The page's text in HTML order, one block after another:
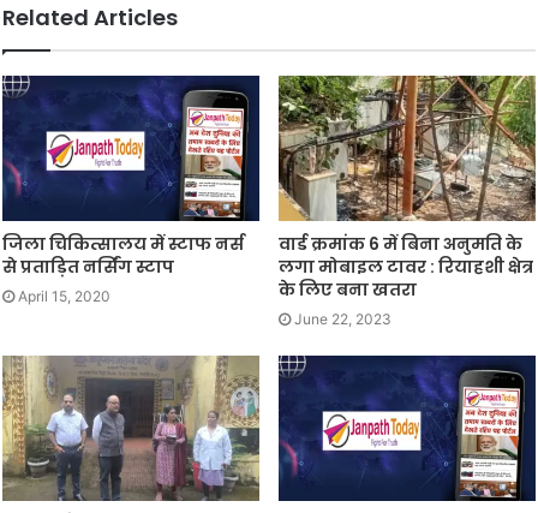
Related Articles
जिला चिकित्सालय में स्टाफ नर्स
से प्रताड़ित नर्सिंग स्टाप
April 15, 2020
वार्ड क्रमांक 6 में बिना अनुमति के
लगा मोबाइल टावर : रियाहशी क्षेत्र
के लिए बना खतरा
June 22, 2023